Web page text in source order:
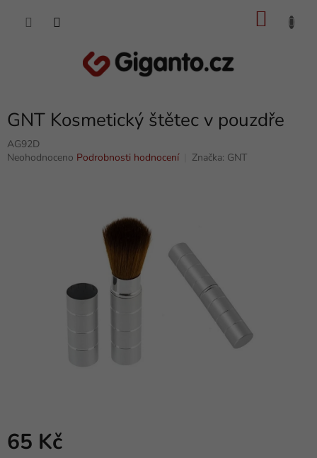
GNT Kosmetický štětec v pouzdře
AG92D
Průměrné
Neohodnoceno Podrobnosti hodnocení Značka: GNT
65 Kč